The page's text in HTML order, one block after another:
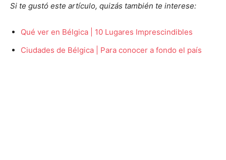
Si te gustó este artículo, quizás también te interese:
Qué ver en Bélgica | 10 Lugares Imprescindibles
Ciudades de Bélgica | Para conocer a fondo el país